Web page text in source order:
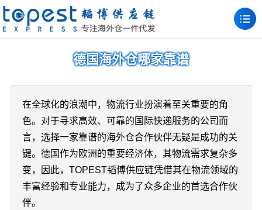
德国海外仓哪家靠谱
在全球化的浪潮中，物流行业扮演着至关重要的角
色。对于寻求高效、可靠的国际快递服务的公司而
言，选择一家靠谱的海外仓合作伙伴无疑是成功的关
键。德国作为欧洲的重要经济体，其物流需求复杂多
变，因此，TOPEST韬博供应链凭借其在物流领域的
丰富经验和专业能力，成为了众多企业的首选合作伙
伴。